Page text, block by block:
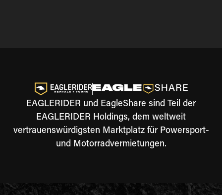
EAGLERIDER und EagleShare sind Teil der
EAGLERIDER Holdings, dem weltweit
vertrauenswürdigsten Marktplatz für Powersport-
und Motorradvermietungen.